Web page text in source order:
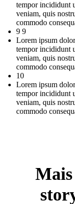
tempor incididunt
veniam, quis
commodo
9 9
Lorem ipsum
tempor incididunt
veniam, quis
commodo
10
Lorem ipsum
tempor incididunt
veniam, quis
commodo